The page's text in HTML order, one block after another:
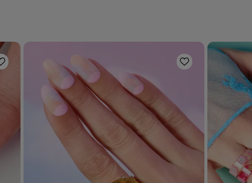
Añadir a la lista de deseos Añadir a la